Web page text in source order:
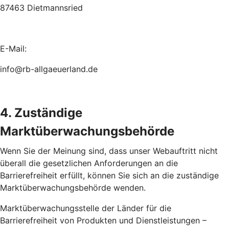
87463 Dietmannsried
E-Mail:
info@rb-allgaeuerland.de
4. Zuständige
Marktüberwachungsbehörde
Wenn Sie der Meinung sind, dass unser Webauftritt nicht
überall die gesetzlichen Anforderungen an die
Barrierefreiheit erfüllt, können Sie sich an die zuständige
Marktüberwachungsbehörde wenden.
Marktüberwachungsstelle der Länder für die
Barrierefreiheit von Produkten und Dienstleistungen –